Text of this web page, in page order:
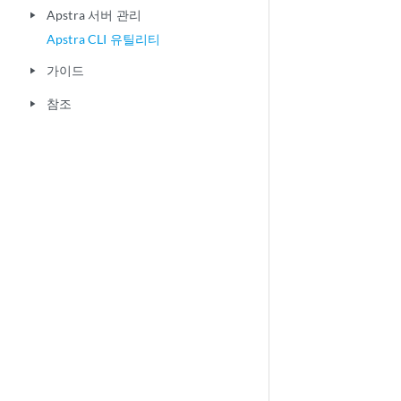
play_arrow
Apstra 서버 관리
Apstra CLI 유틸리티
play_arrow 가이드
play_arrow 참조